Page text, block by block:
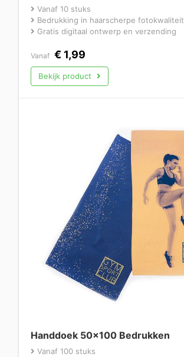
Vanaf 10 stuks
Bedrukking in haarscherpe fotokwaliteit
Gratis digitaal ontwerp en verzending
Vanaf € 1,99
Bekijk product
Handdoek 50×100 Bedrukken
Vanaf 100 stuks